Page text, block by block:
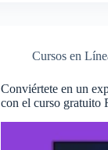
Cursos en
Conviértete en un
con el curso gratuito